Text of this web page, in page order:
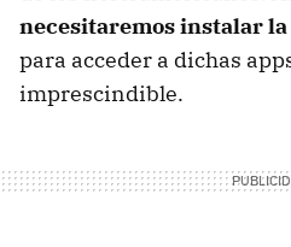
necesitaremos instalar
para acceder a dichas
imprescindible.